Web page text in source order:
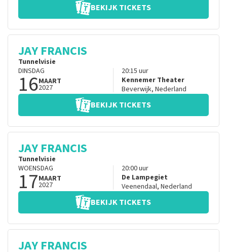
BEKIJK TICKETS
JAY FRANCIS
Tunnelvisie
DINSDAG
16MAART
2027
20:15 uur
Kennemer Theater
Beverwijk, Nederland
BEKIJK TICKETS
JAY FRANCIS
Tunnelvisie
WOENSDAG
17MAART
2027
20:00uur
De Lampegiet
Veenendaal, Nederland
BEKIJK TICKETS
JAY FRANCIS